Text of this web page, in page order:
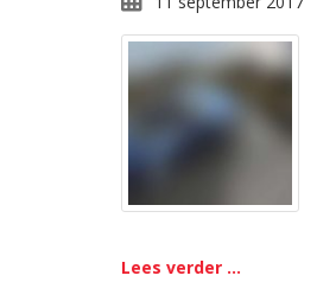
Lees verder ...